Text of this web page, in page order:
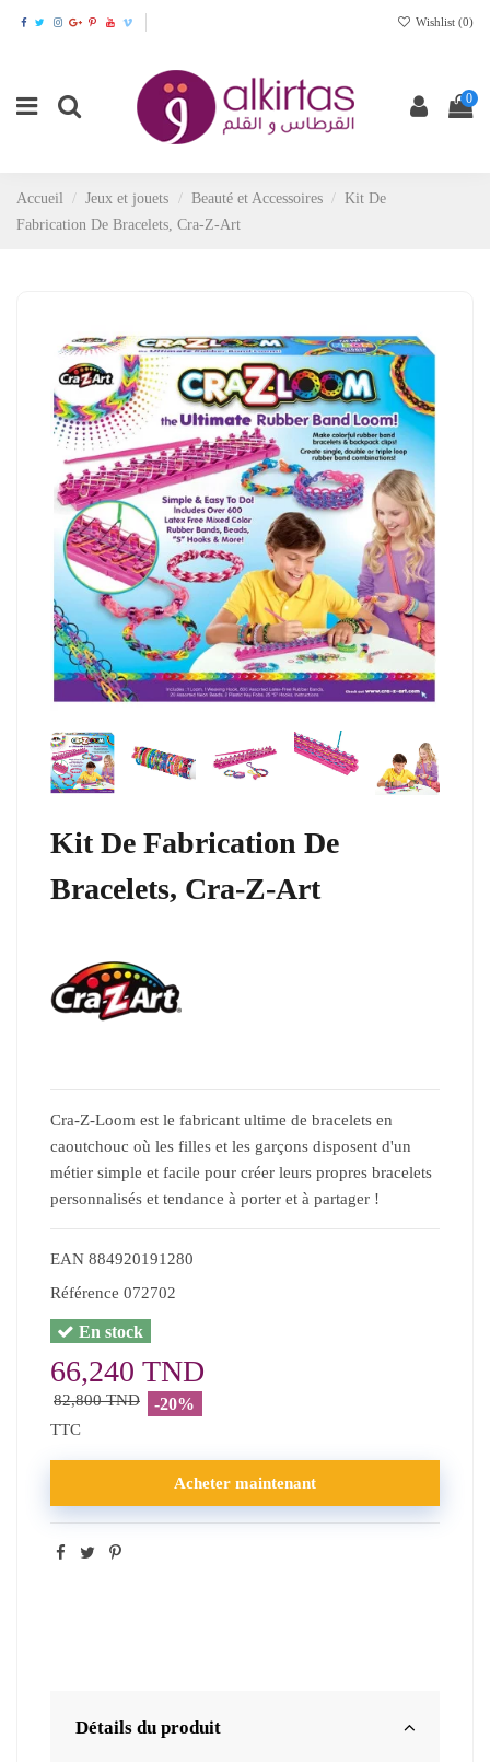
Wishlist (0)
0
Accueil Jeux et jouets Beauté et Accessoires
Kit De
Fabrication De Bracelets, Cra-Z-Art
Kit De Fabrication De
Bracelets, Cra-Z-Art
Cra-Z-Loom est le fabricant ultime de bracelets en
caoutchouc où les filles et les garçons disposent d'un
métier simple et facile pour créer leurs propres bracelets
personnalisés et tendance à porter et à partager !
EAN 884920191280
Référence 072702
En stock
66,240 TND
82,800 TND -20%
TTC
Acheter maintenant
Détails du produit